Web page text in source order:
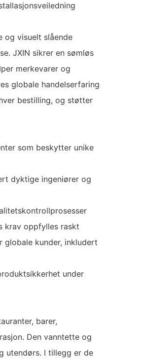
og visuelt slående
JXIN sikrer en sømløs
merkevarer og
globale handelserfaring
bestilling, og støtter
som beskytter unike
dyktige ingeniører og
krav oppfylles raskt
kunder, inkludert
under
barer,
Den vanntette og
utendørs. I tillegg er de